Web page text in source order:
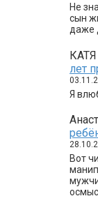
Не
сын
даже
КАТЯ
лет
Я
Вот